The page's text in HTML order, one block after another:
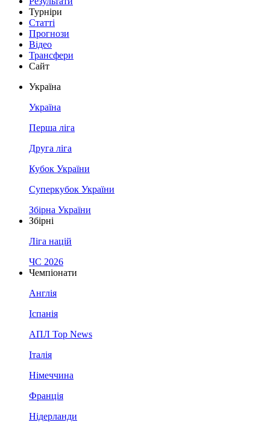
Турніри
Статті
Прогнози
Відео
Трансфери
Сайт
Україна
Україна
Перша ліга
Друга ліга
Кубок України
Суперкубок України
Збірна України
Збірні
Ліга націй
ЧС 2026
Чемпіонати
Англія
Іспанія
АПЛ Top News
Італія
Німеччина
Франція
Нідерланди